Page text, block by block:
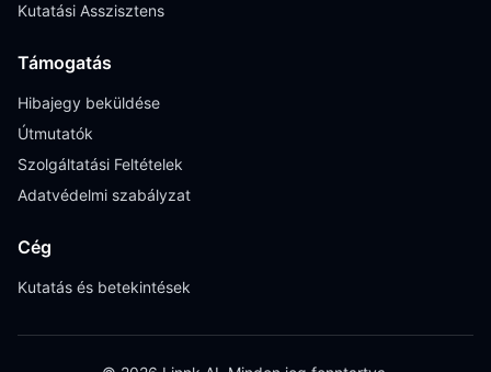
Kutatási Asszisztens
Támogatás
Hibajegy beküldése
Útmutatók
Szolgáltatási Feltételek
Adatvédelmi szabályzat
Cég
Kutatás és betekintések